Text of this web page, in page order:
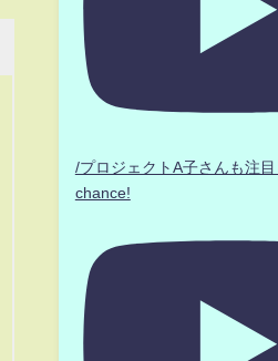
/プロジェクトA子さんも注
chance!